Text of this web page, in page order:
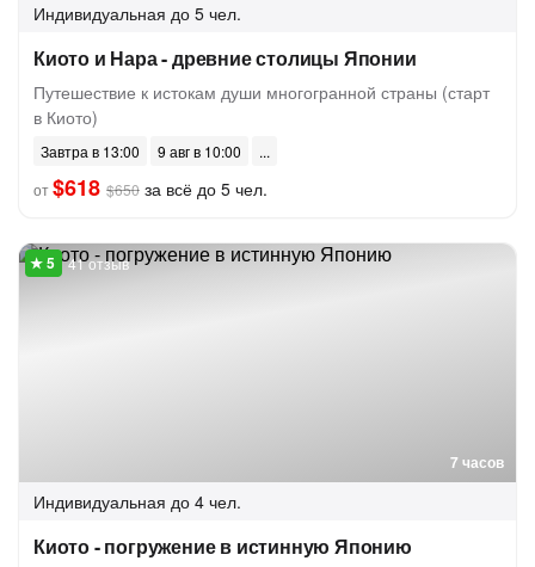
Индивидуальная до 5 чел.
Киото и Нара - древние столицы Японии
Путешествие к истокам души многогранной страны (старт
в Киото)
Завтра в 13:00
9 авг в 10:00
от$618 $650 за всё до 5 чел.
7 часов
41 отзыв
Индивидуальная до 4 чел.
Киото - погружение в истинную Японию